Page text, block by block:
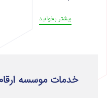
بیشتر بخوانید
خدمات موسسه